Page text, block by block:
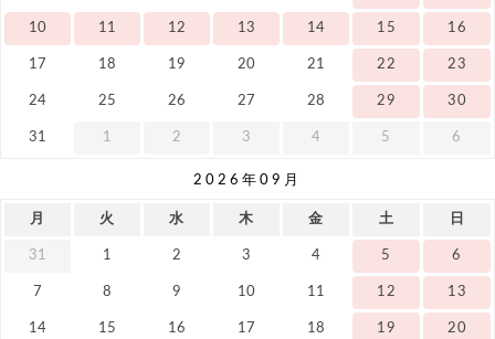
10 11 12 13 14 15 16
17 18 19 20 21 22 23
24 25 26 27 28 29 30
31 1 2 3 4 5 6
2026年09月
月 火 水 木 金 土 日
31 1 2 3 4 5 6
7 8 9 10 11 12 13
14 15 16 17 18 19 20